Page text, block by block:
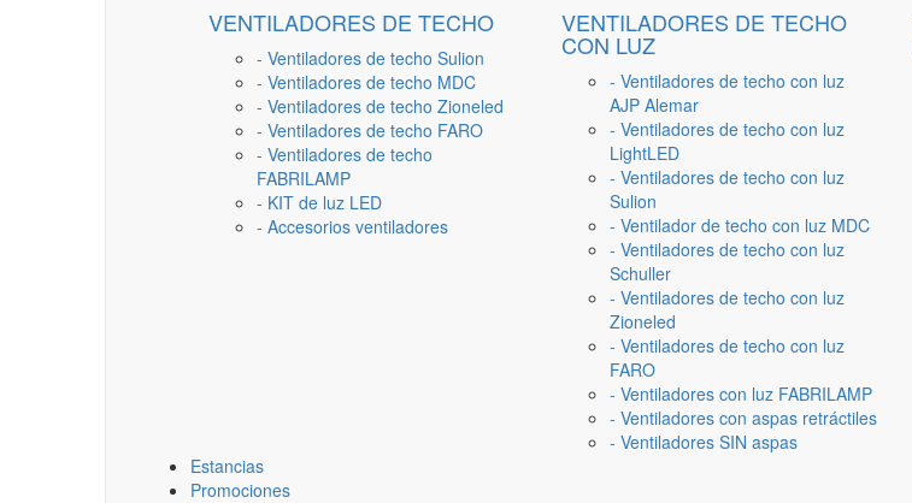
VENTILADORES DE TECHO
- Ventiladores de techo Sulion
- Ventiladores de techo MDC
- Ventiladores de techo Zioneled
- Ventiladores de techo FARO
- Ventiladores de techo
FABRILAMP
- KIT de luz LED
- Accesorios ventiladores
VENTILADORES DE TECHO
CON LUZ
- Ventiladores de techo con luz
AJP Alemar
- Ventiladores de techo con luz
LightLED
- Ventiladores de techo con luz
Sulion
- Ventilador de techo con luz MDC
- Ventiladores de techo con luz
Schuller
- Ventiladores de techo con luz
Zioneled
- Ventiladores de techo con luz
FARO
- Ventiladores con luz FABRILAMP
- Ventiladores con aspas retráctiles
- Ventiladores SIN aspas
Estancias
Promociones